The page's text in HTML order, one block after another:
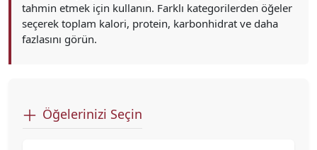
tahmin etmek için kullanın. Farklı kategorilerden öğeler
seçerek toplam kalori, protein, karbonhidrat ve daha
fazlasını görün.
Öğelerinizi Seçin